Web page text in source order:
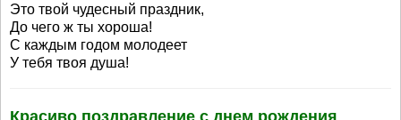
Это твой чудесный праздник,
До чего ж ты хороша!
С каждым годом молодеет
У тебя твоя душа!
Красиво поздравление с днем рождения